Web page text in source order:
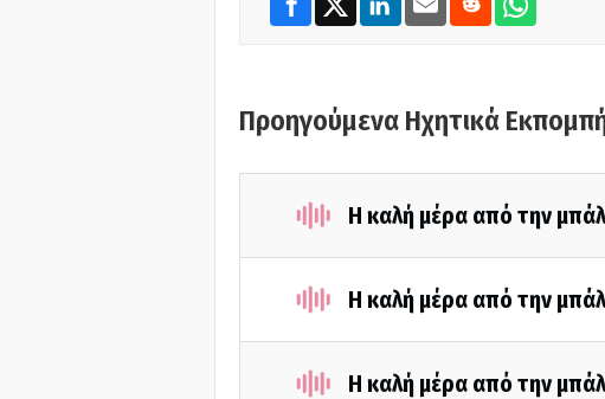
Προηγούμενα Ηχητικά
Η καλή μέρα από την
Η καλή μέρα από την
Η καλή μέρα από την